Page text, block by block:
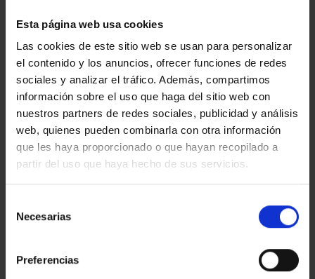
Esta página web usa cookies
Las cookies de este sitio web se usan para personalizar
el contenido y los anuncios, ofrecer funciones de redes
sociales y analizar el tráfico. Además, compartimos
información sobre el uso que haga del sitio web con
nuestros partners de redes sociales, publicidad y análisis
web, quienes pueden combinarla con otra información
que les haya proporcionado o que hayan recopilado a
partir del uso que haya hecho de sus servicios.
Necesarias
Preferencias
Horarios El Fanal:Viernes de 16.00 a 23.00h. Sábados de 12.00
Condiciones de utilización:
El precio de la experiencia es para 2 personaa.
La experiencia podrá disfrutarse durante un año desde la
fecha de compra.
Una vez realizada la compra, podrás reservar
cómodamente contactando con nuestro equipo en
restauracionmb@salleshotels.com o vía telefónica al
830831083. Estaremos encantados de acompañarte en la
gestión de tu reserva y asegurarnos de que tu
La experiencia está sujeta a la disponibilidad del hotel.
Será necesario presentar la confirmación de compra a la
Esta experiencia no admite cancelaciones ni reembolsos.